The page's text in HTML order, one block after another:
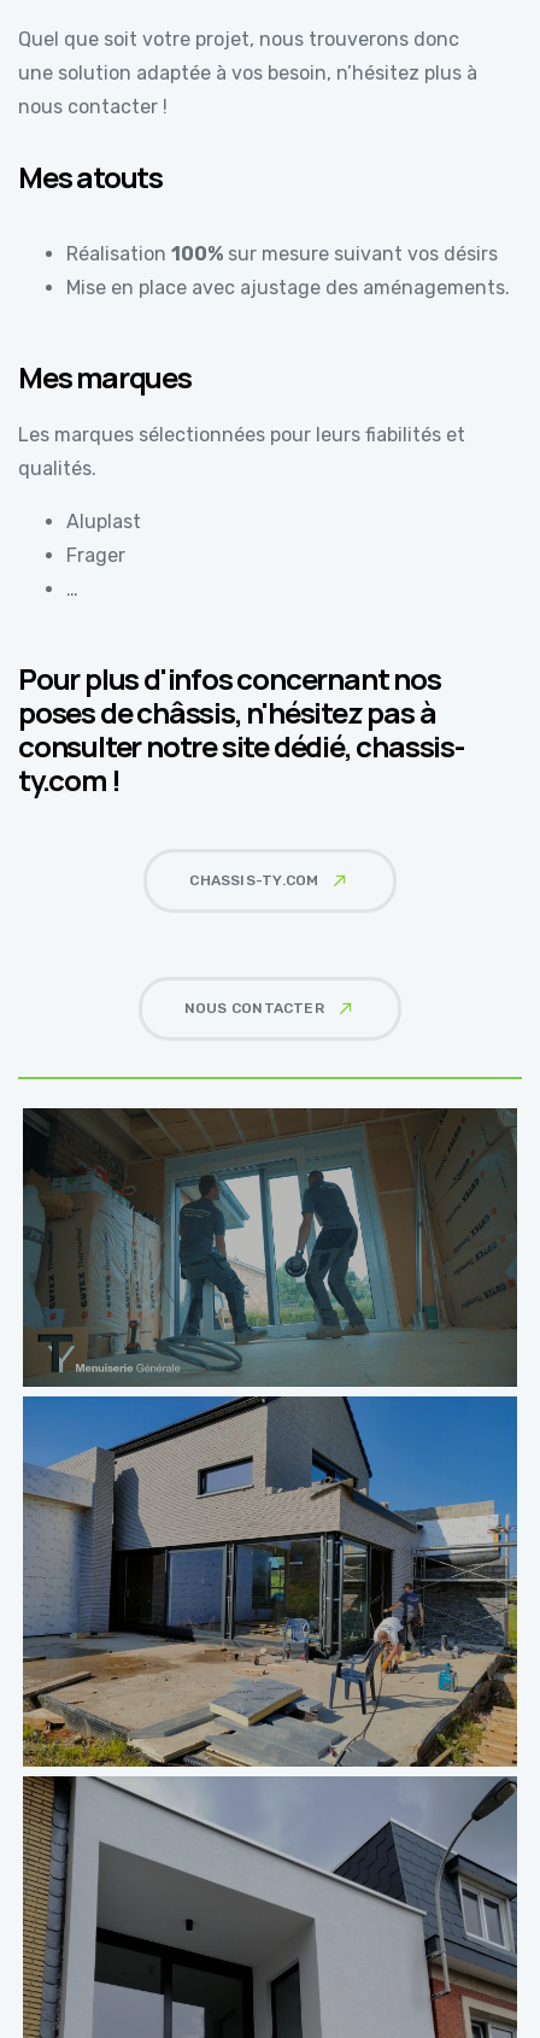
Quel que soit votre projet, nous trouverons donc
une solution adaptée à vos besoin, n’hésitez plus à
nous contacter !
Mes atouts
Réalisation 100% sur mesure suivant vos désirs
Mise en place avec ajustage des aménagements.
Mes marques
Les marques sélectionnées pour leurs fiabilités et
qualités.
Aluplast
Frager
…
Pour plus d'infos concernant nos
poses de châssis, n'hésitez pas à
consulter notre site dédié, chassis-
ty.com !
CHASSIS-TY.COM
NOUS CONTACTER